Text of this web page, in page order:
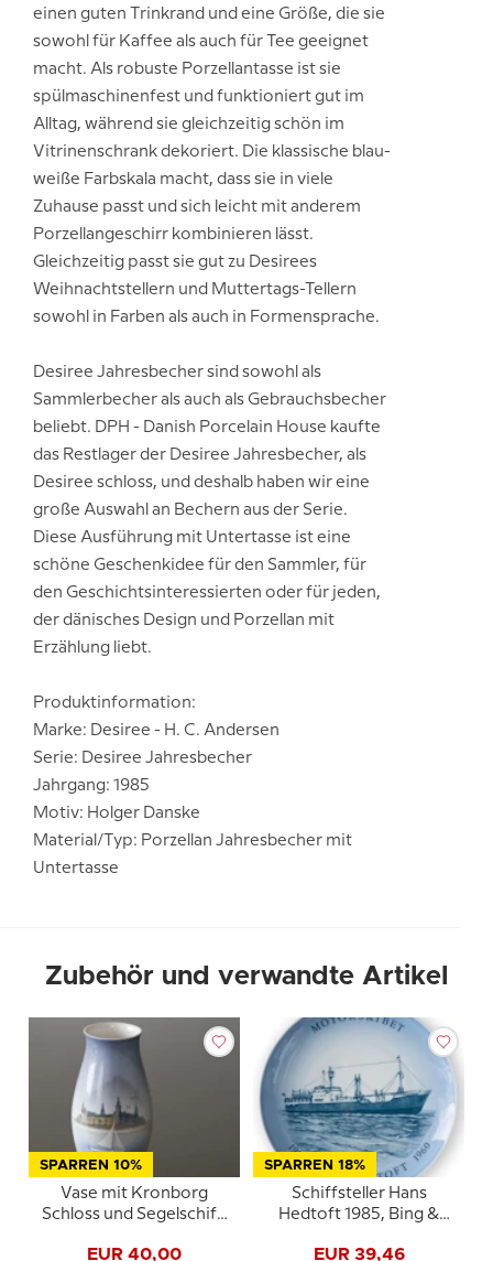
einen guten Trinkrand und eine Größe, die sie
sowohl für Kaffee als auch für Tee geeignet
macht. Als robuste Porzellantasse ist sie
spülmaschinenfest und funktioniert gut im
Alltag, während sie gleichzeitig schön im
Vitrinenschrank dekoriert. Die klassische blau-
weiße Farbskala macht, dass sie in viele
Zuhause passt und sich leicht mit anderem
Porzellangeschirr kombinieren lässt.
Gleichzeitig passt sie gut zu Desirees
Weihnachtstellern und Muttertags-Tellern
sowohl in Farben als auch in Formensprache.
Desiree Jahresbecher sind sowohl als
Sammlerbecher als auch als Gebrauchsbecher
beliebt. DPH - Danish Porcelain House kaufte
das Restlager der Desiree Jahresbecher, als
Desiree schloss, und deshalb haben wir eine
große Auswahl an Bechern aus der Serie.
Diese Ausführung mit Untertasse ist eine
schöne Geschenkidee für den Sammler, für
den Geschichtsinteressierten oder für jeden,
der dänisches Design und Porzellan mit
Erzählung liebt.
Produktinformation:
Marke: Desiree - H. C. Andersen
Serie: Desiree Jahresbecher
Jahrgang: 1985
Motiv: Holger Danske
Material/Typ: Porzellan Jahresbecher mit
Untertasse
Zubehör und verwandte Artikel
SPARREN 10%
Vase mit Kronborg
Schloss und Segelschiff,
1302-6247
EUR 40,00
SPARREN 18%
Schiffsteller Hans
Hedtoft 1985, Bing &
EUR 39,46